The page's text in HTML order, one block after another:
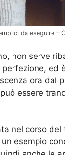
da eseguire –
non serve
ed
ora dal
essere
nel corso del
un esempio